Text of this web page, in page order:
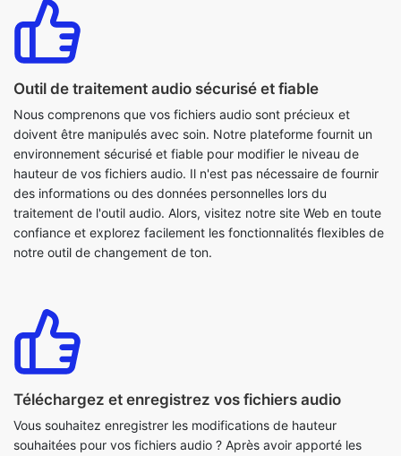
Outil de traitement audio sécurisé et fiable
Nous comprenons que vos fichiers audio sont précieux et
doivent être manipulés avec soin. Notre plateforme fournit un
hauteur de vos fichiers audio. Il n'est pas nécessaire de fournir
des informations ou des données personnelles lors du
traitement de l'outil audio. Alors, visitez notre site Web en toute
confiance et explorez facilement les fonctionnalités flexibles de
notre outil de changement de ton.
Téléchargez et enregistrez vos fichiers audio
Vous souhaitez enregistrer les modifications de hauteur
souhaitées pour vos fichiers audio ? Après avoir apporté les
vous suffit de prévisualiser la sortie pour vous assurer qu'elle
répond à vos attentes. Une fois que vous êtes satisfait du
résultat, cliquez simplement sur le bouton « Télécharger » pour